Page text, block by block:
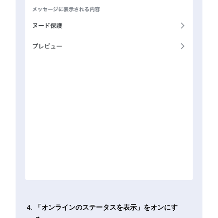
「オンラインのステータスを表示」をオンにす